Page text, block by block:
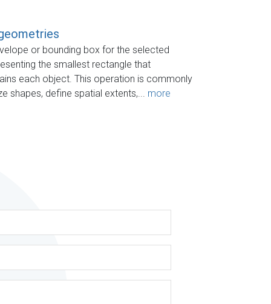
or bounding box for the selected
the smallest rectangle that
each object. This operation is commonly
shapes, define spatial extents,... more